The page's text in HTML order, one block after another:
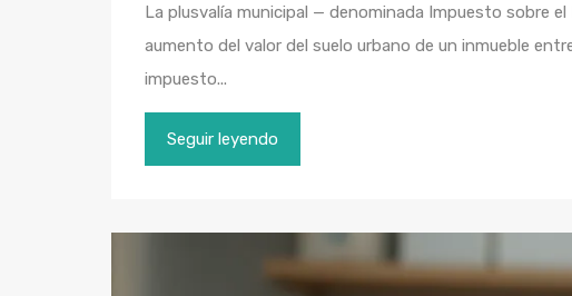
La plusvalía municipal — denominada Impuesto sobre
aumento del valor del suelo urbano de un inmueble
impuesto...
Seguir leyendo